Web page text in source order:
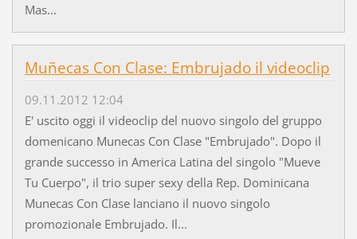
Mas...
Muñecas Con Clase: Embrujado il videoclip
09.11.2012 12:04
E' uscito oggi il videoclip del nuovo singolo del gruppo
domenicano Munecas Con Clase "Embrujado". Dopo il
grande successo in America Latina del singolo "Mueve
Tu Cuerpo", il trio super sexy della Rep. Dominicana
Munecas Con Clase lanciano il nuovo singolo
promozionale Embrujado. Il...